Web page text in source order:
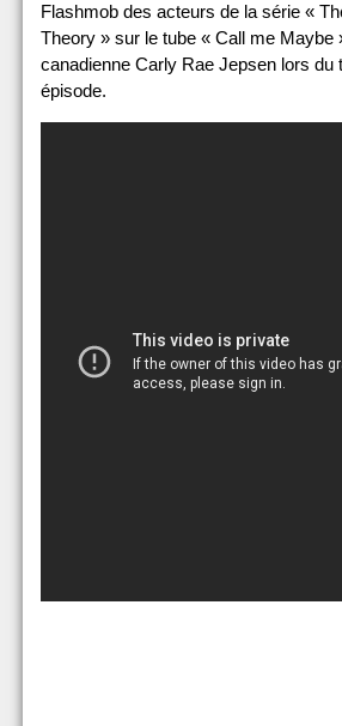
Flashmob des acteurs de la série «
Theory » sur le tube « Call me Maybe
canadienne Carly Rae Jepsen lors du
épisode.